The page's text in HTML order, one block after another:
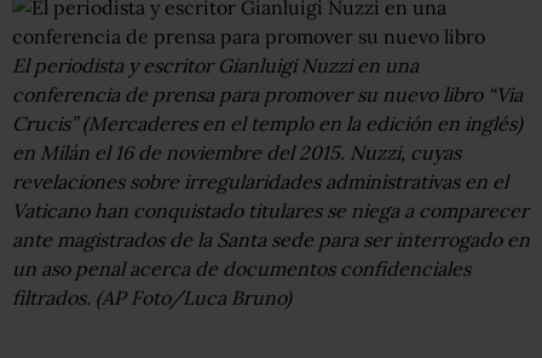
El periodista y escritor Gianluigi Nuzzi en una
conferencia de prensa para promover su nuevo libro “Via
Crucis” (Mercaderes en el templo en la edición en inglés)
en Milán el 16 de noviembre del 2015. Nuzzi, cuyas
revelaciones sobre irregularidades administrativas en el
Vaticano han conquistado titulares se niega a comparecer
ante magistrados de la Santa sede para ser interrogado en
un aso penal acerca de documentos confidenciales
filtrados. (AP Foto/Luca Bruno)